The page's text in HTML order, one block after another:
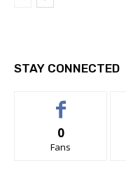
STAY CONNECTED
0
Fans